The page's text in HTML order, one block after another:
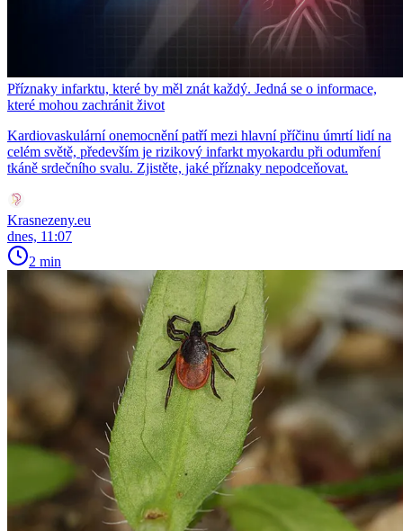
Příznaky infarktu, které by měl znát každý. Jedná se o informace,
které mohou zachránit život
Kardiovaskulární onemocnění patří mezi hlavní příčinu úmrtí lidí na
celém světě, především je rizikový infarkt myokardu při odumření
tkáně srdečního svalu. Zjistěte, jaké příznaky nepodceňovat.
Krasnezeny.eu
dnes, 11:07
2 min